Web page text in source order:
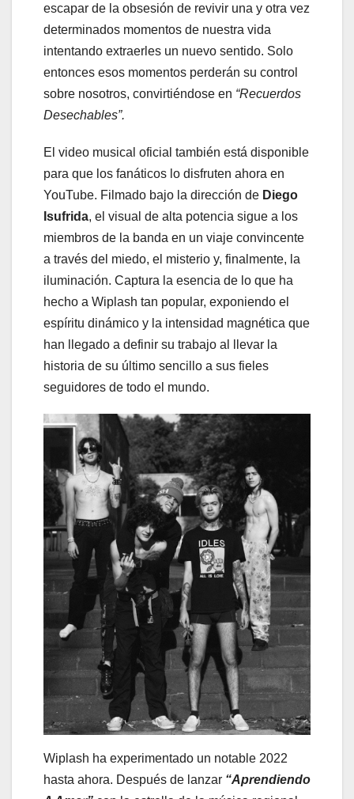
escapar de la obsesión de revivir una y otra vez
determinados momentos de nuestra vida
intentando extraerles un nuevo sentido. Solo
entonces esos momentos perderán su control
sobre nosotros, convirtiéndose en “Recuerdos
Desechables”.
El video musical oficial también está disponible
para que los fanáticos lo disfruten ahora en
YouTube. Filmado bajo la dirección de Diego
Isufrida, el visual de alta potencia sigue a los
miembros de la banda en un viaje convincente
a través del miedo, el misterio y, finalmente, la
iluminación. Captura la esencia de lo que ha
hecho a Wiplash tan popular, exponiendo el
espíritu dinámico y la intensidad magnética que
han llegado a definir su trabajo al llevar la
historia de su último sencillo a sus fieles
seguidores de todo el mundo.
Wiplash ha experimentado un notable 2022
hasta ahora. Después de lanzar “Aprendiendo